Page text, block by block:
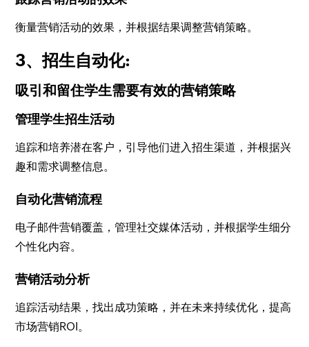
衡量营销活动的效果，并根据结果调整营销策略。
3、招生自动化:
吸引和留住学生需要有效的营销策略
管理学生招生活动
追踪和培养潜在客户，引导他们进入招生渠道，并根据兴
趣和需求调整信息。
自动化营销流程
电子邮件营销覆盖，管理社交媒体活动，并根据学生细分
个性化内容。
营销活动分析
追踪活动结果，找出成功策略，并在未来持续优化，提高
市场营销ROI。